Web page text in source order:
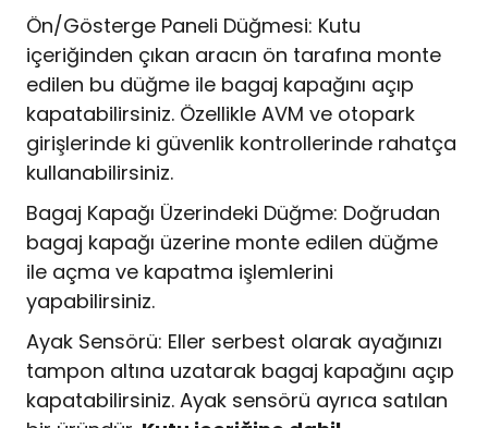
Ön/Gösterge Paneli Düğmesi: Kutu
içeriğinden çıkan aracın ön tarafına monte
edilen bu düğme ile bagaj kapağını açıp
kapatabilirsiniz. Özellikle AVM ve otopark
girişlerinde ki güvenlik kontrollerinde rahatça
kullanabilirsiniz.
Bagaj Kapağı Üzerindeki Düğme: Doğrudan
bagaj kapağı üzerine monte edilen düğme
ile açma ve kapatma işlemlerini
yapabilirsiniz.
Ayak Sensörü: Eller serbest olarak ayağınızı
tampon altına uzatarak bagaj kapağını açıp
kapatabilirsiniz. Ayak sensörü ayrıca satılan